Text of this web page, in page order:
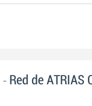
- Red de ATRIAS